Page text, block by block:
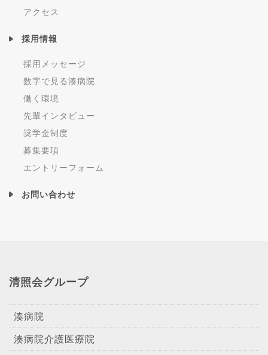
アクセス
採用情報
採用メッセージ
数字で見る湊病院
働く環境
先輩インタビュー
奨学金制度
募集要項
エントリーフォーム
お問い合わせ
清照会グループ
湊病院
湊病院介護医療院